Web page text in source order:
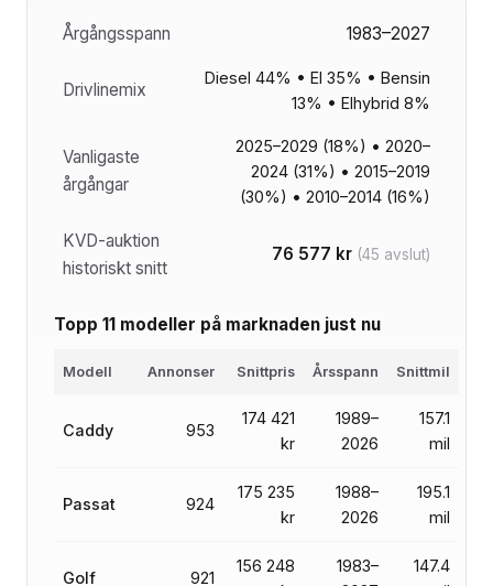
Årgångsspann 1983–2027
Drivlinemix
Diesel 44% • El 35% • Bensin
13% • Elhybrid 8%
Vanligaste
årgångar
2025–2029 (18%) • 2020–
2024 (31%) • 2015–2019
(30%) • 2010–2014 (16%)
KVD-auktion
historiskt snitt
76 577 kr (45 avslut)
Topp 11 modeller på marknaden just nu
Modell Annonser Snittpris Årsspann Snittmil
Caddy 953
174 421
kr
1989–
2026
157.1
mil
Passat 924
175 235
kr
1988–
2026
195.1
mil
Golf 921
156 248
1983–
147.4